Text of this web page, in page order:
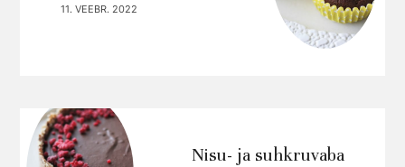
11. VEEBR. 2022
Nisu- ja suhkruvaba